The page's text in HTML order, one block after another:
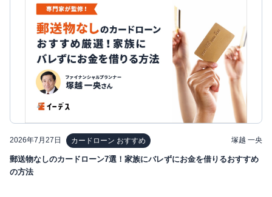
2026年7月27日 カードローン おすすめ 塚越 一央
郵送物なしのカードローン7選！家族にバレずにお金を借りるおすすめ
の方法